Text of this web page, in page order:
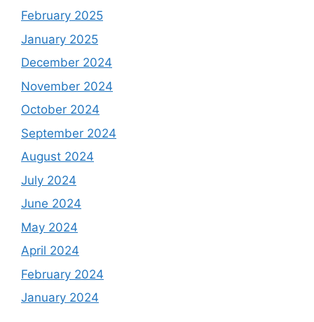
February 2025
January 2025
December 2024
November 2024
October 2024
September 2024
August 2024
July 2024
June 2024
May 2024
April 2024
February 2024
January 2024